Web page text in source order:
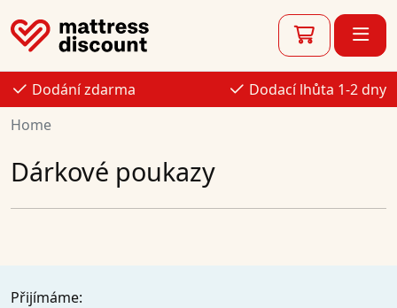
Dodání zdarma
Dodací lhůta 1-2 dny
Home
Dárkové poukazy
Přijímáme: